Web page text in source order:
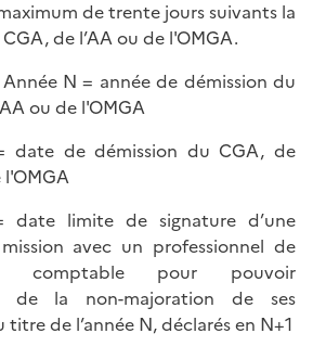
de trente jours suivants la
de l’AA ou de l'OMGA.
Année N = année de démission du
ou de l'OMGA
date de démission du CGA, de
l'OMGA
date limite de signature d’une
avec un professionnel de
comptable pour pouvoir
de la non-majoration de ses
titre de l’année N, déclarés en N+1